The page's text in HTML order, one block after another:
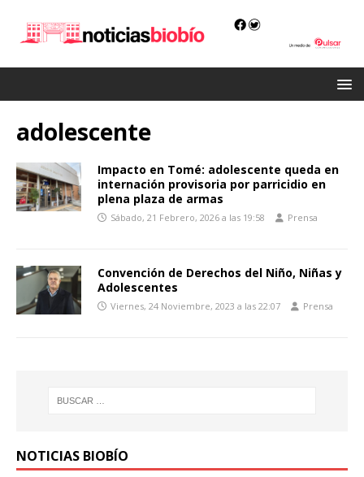
adolescente
Impacto en Tomé: adolescente queda en
internación provisoria por parricidio en
plena plaza de armas
Sábado, 21 Febrero, 2026 a las 19:58 Prensa
Convención de Derechos del Niño, Niñas y
Adolescentes
Viernes, 24 Noviembre, 2023 a las 22:07 Prensa
NOTICIAS BIOBÍO